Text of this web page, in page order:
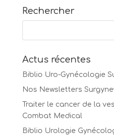
Rechercher
Actus récentes
Biblio Uro-Gynécologie
Nos Newsletters
Traiter le cancer de la
Combat Medical
Biblio Urologie